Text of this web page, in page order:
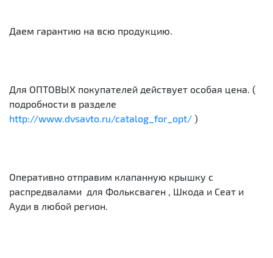
Даем гарантию на всю продукцию.
Для ОПТОВЫХ покупателей действует особая цена. (
подробности в разделе
http://www.dvsavto.ru/catalog_for_opt/ )
Оперативно отправим клапанную крышку с
распредвалами для Фольксваген , Шкода и Сеат и
Ауди в любой регион.